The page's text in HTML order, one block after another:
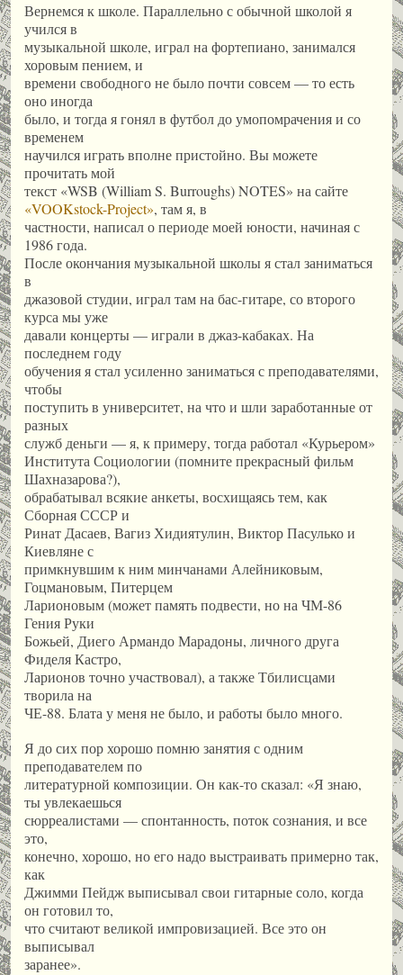
Вернемся к школе. Параллельно с обычной школой я
учился в
музыкальной школе, играл на фортепиано, занимался
хоровым пением, и
времени свободного не было почти совсем — то есть
оно иногда
было, и тогда я гонял в футбол до умопомрачения и со
временем
научился играть вполне пристойно. Вы можете
прочитать мой
текст «WSB (William S. Burroughs) NOTES» на сайте
«VOOKstock-Project», там я, в
частности, написал о периоде моей юности, начиная с
1986 года.
После окончания музыкальной школы я стал заниматься
в
джазовой студии, играл там на бас-гитаре, со второго
курса мы уже
давали концерты — играли в джаз-кабаках. На
последнем году
обучения я стал усиленно заниматься с преподавателями,
чтобы
поступить в университет, на что и шли заработанные от
разных
служб деньги — я, к примеру, тогда работал «Курьером»
Института Социологии (помните прекрасный фильм
Шахназарова?),
обрабатывал всякие анкеты, восхищаясь тем, как
Сборная СССР и
Ринат Дасаев, Вагиз Хидиятулин, Виктор Пасулько и
Киевляне с
примкнувшим к ним минчанами Алейниковым,
Гоцмановым, Питерцем
Ларионовым (может память подвести, но на ЧМ-86
Гения Руки
Божьей, Диего Армандо Марадоны, личного друга
Фиделя Кастро,
Ларионов точно участвовал), а также Тбилисцами
творила на
ЧЕ-88. Блата у меня не было, и работы было много.
Я до сих пор хорошо помню занятия с одним
преподавателем по
литературной композиции. Он как-то сказал: «Я знаю,
ты увлекаешься
сюрреалистами — спонтанность, поток сознания, и все
это,
конечно, хорошо, но его надо выстраивать примерно так,
как
Джимми Пейдж выписывал свои гитарные соло, когда
он готовил то,
что считают великой импровизацией. Все это он
выписывал
заранее».